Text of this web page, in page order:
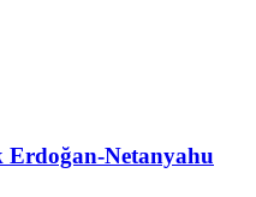
Erdoğan-Netanyahu